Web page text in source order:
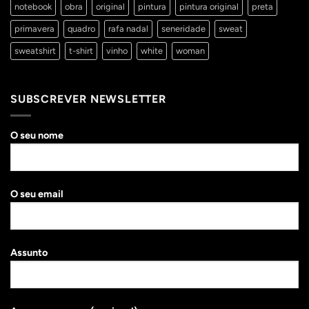
notebook obra original pintura pintura original preta
primavera quadro rafa nadal seneridade sweat
sweatshirt t-shirt vinho white woman
SUBSCREVER NEWSLETTER
O seu nome
O seu email
Assunto